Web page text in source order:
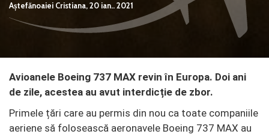
Aștefănoaiei Cristiana,20 ian.. 2021
Avioanele Boeing 737 MAX revin în Europa. Doi ani
de zile, acestea au avut interdicție de zbor.
Primele țări care au permis din nou ca toate companiile
aeriene să folosească aeronavele Boeing 737 MAX au